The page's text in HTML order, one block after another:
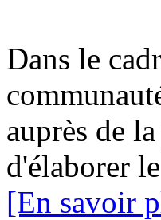
Dans le
auprès de
d'élaborer
[En savoir